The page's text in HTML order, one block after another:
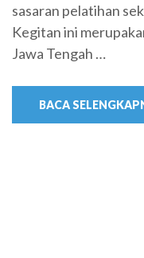
sasaran pelatihan
Kegitan ini
Jawa Tengah …
BACA